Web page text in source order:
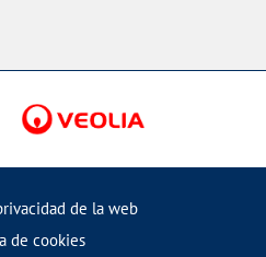
de la web
de cookies